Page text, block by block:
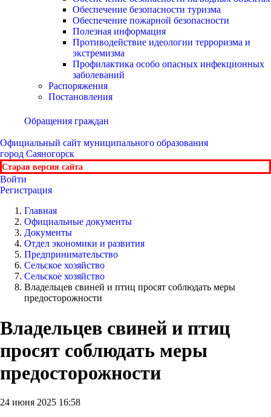
Обеспечение безопасности туризма
Обеспечение пожарной безопасности
Полезная информация
Противодействие идеологии терроризма и
экстремизма
Профилактика особо опасных инфекционных
заболеваний
Распоряжения
Постановления
Обращения граждан
Официальный сайт муниципального образования
город Саяногорск
Старая версия сайта
Войти
Регистрация
Главная
Официальные документы
Документы
Отдел экономики и развития
Предпринимательство
Сельское хозяйство
Сельское хозяйство
Владельцев свиней и птиц просят соблюдать меры
предосторожности
Владельцев свиней и птиц
просят соблюдать меры
предосторожности
24 июня 2025 16:58